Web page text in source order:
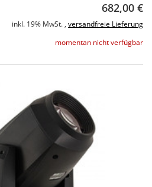
682,00 €
inkl. 19% MwSt. , versandfreie Lieferung
momentan nicht verfügbar